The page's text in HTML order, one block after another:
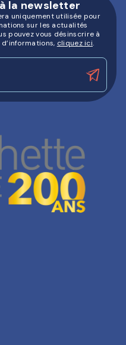
la newsletter
uniquement utilisée pour
sur les actualités
pouvez vous désinscrire à
cliquez ici.